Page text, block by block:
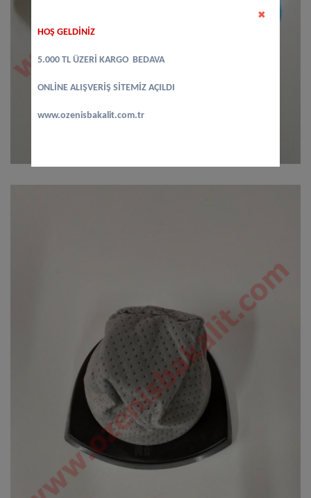
HOŞ GELDİNİZ
5.000 TL ÜZERİ KARGO BEDAVA
ONLİNE ALIŞVERİŞ SİTEMİZ AÇILDI
www.ozenisbakalit.com.tr
✖